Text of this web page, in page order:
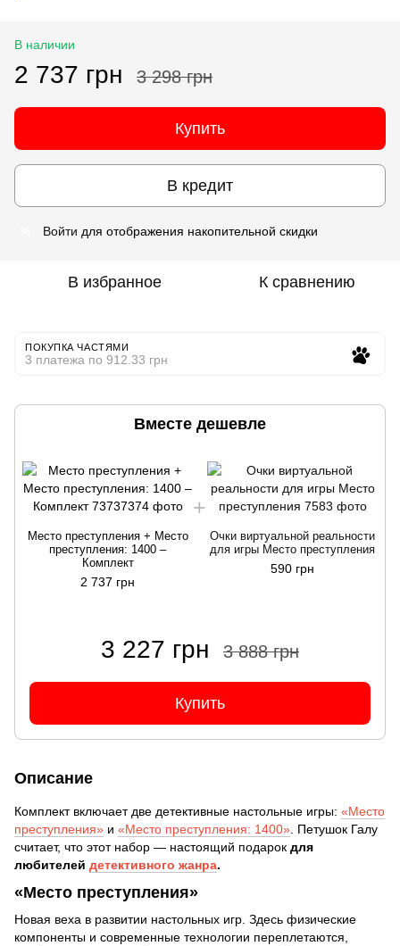
В наличии
2 737 грн 3 298 грн
Купить
В кредит
Войти для отображения накопительной скидки
В избранное К сравнению
ПОКУПКА ЧАСТЯМИ
3 платежа по 912.33 грн
Вместе дешевле
Место преступления + Место
преступления: 1400 –
Комплект
2 737 грн
Очки виртуальной реальности
для игры Место преступления
590 грн
3 227 грн 3 888 грн
Купить
Описание
Комплект включает две детективные настольные игры: «Место
преступления» и «Место преступления: 1400» . Петушок Галу
считает, что этот набор — настоящий подарок для
любителей детективного жанра.
«Место преступления»
Новая веха в развитии настольных игр. Здесь физические
компоненты и современные технологии переплетаются,